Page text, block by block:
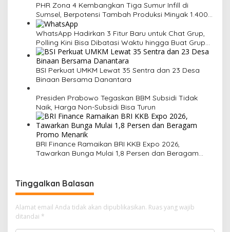
PHR Zona 4 Kembangkan Tiga Sumur Infill di
Sumsel, Berpotensi Tambah Produksi Minyak 1.400
BOPD
WhatsApp Hadirkan 3 Fitur Baru untuk Chat Grup,
Polling Kini Bisa Dibatasi Waktu hingga Buat Grup
Instan
BSI Perkuat UMKM Lewat 35 Sentra dan 23 Desa
Binaan Bersama Danantara
Presiden Prabowo Tegaskan BBM Subsidi Tidak
Naik, Harga Non-Subsidi Bisa Turun
BRI Finance Ramaikan BRI KKB Expo 2026,
Tawarkan Bunga Mulai 1,8 Persen dan Beragam
Tinggalkan Balasan
Alamat email Anda tidak akan dipublikasikan. Ruas yang wajib
ditandai *